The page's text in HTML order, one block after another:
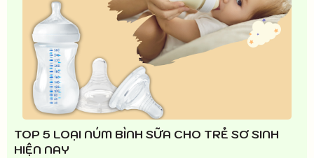
TOP 5 LOẠI NÚM BÌNH SỮA CHO TRẺ SƠ SINH
HIỆN NAY